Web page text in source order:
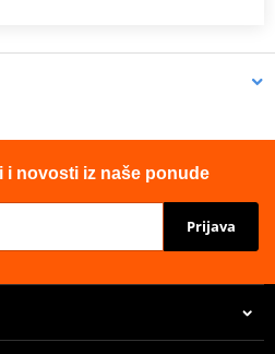
i novosti iz naše ponude
Prijava